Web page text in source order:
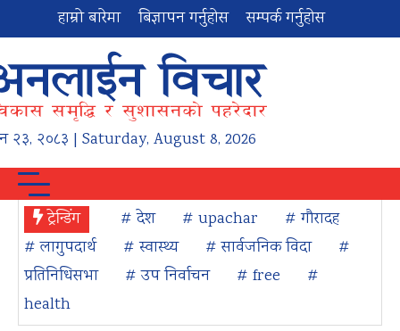
हाम्रो बारेमा बिज्ञापन गर्नुहोस सम्पर्क गर्नुहोस
२३, २०८३ | Saturday, August 8, 2026
ट्रेन्डिंग # देश # upachar
# गौरादह
# लागुपदार्थ
# स्वास्थ्य # सार्वजनिक विदा
#
प्रतिनिधिसभा
# उप निर्वाचन # free
#
health